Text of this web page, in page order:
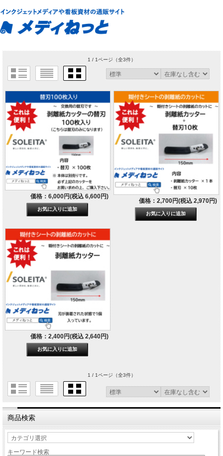
1 / 1ページ（全3件）
価格：6,000円(税込 6,600円)
価格：2,700円(税込 2,970円)
価格：2,400円(税込 2,640円)
1 / 1ページ（全3件）
商品検索
キーワード検索